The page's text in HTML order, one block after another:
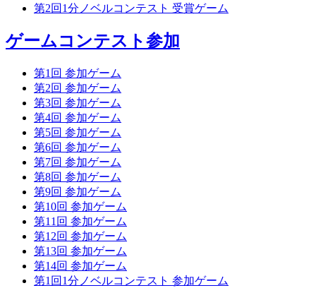
第2回1分ノベルコンテスト 受賞ゲーム
ゲームコンテスト参加
第1回 参加ゲーム
第2回 参加ゲーム
第3回 参加ゲーム
第4回 参加ゲーム
第5回 参加ゲーム
第6回 参加ゲーム
第7回 参加ゲーム
第8回 参加ゲーム
第9回 参加ゲーム
第10回 参加ゲーム
第11回 参加ゲーム
第12回 参加ゲーム
第13回 参加ゲーム
第14回 参加ゲーム
第1回1分ノベルコンテスト 参加ゲーム